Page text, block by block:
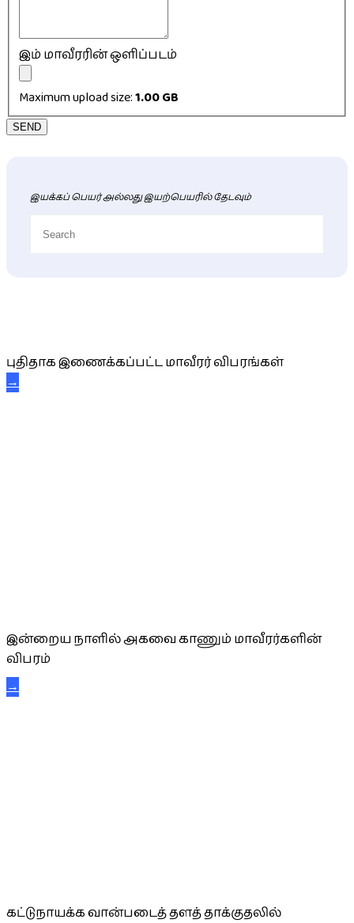
இம் மாவீரரின் ஒளிப்படம்
Maximum upload size:1.00 GB
SEND
இயக்கப் பெயர் அல்லது இயற்பெயரில் தேடவும்
புதிதாக இணைக்கப்பட்ட மாவீரர் விபரங்கள்
→
இன்றைய நாளில் அகவை காணும் மாவீரர்களின்
விபரம்
→
கட்டுநாயக்க வான்படைத் தளத் தாக்குதலில்